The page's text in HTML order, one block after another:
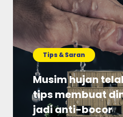
Tips & Saran
Musim hujan
tips membuat
jadi anti-bocor